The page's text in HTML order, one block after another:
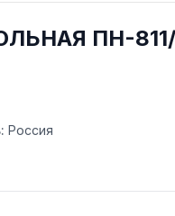
ПН-811/
Россия